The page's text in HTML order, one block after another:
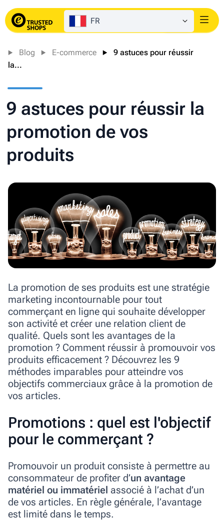
FR Login
Blog E-commerce
9 astuces pour réussir
la...
9 astuces pour réussir la
promotion de vos
produits
La promotion de ses produits est une stratégie
marketing incontournable pour tout
commerçant en ligne qui souhaite développer
son activité et créer une relation client de
qualité. Quels sont les avantages de la
promotion ? Comment réussir à promouvoir vos
produits efficacement ? Découvrez les 9
méthodes imparables pour atteindre vos
objectifs commerciaux grâce à la promotion de
vos articles.
Promotions : quel est l'objectif
pour le commerçant ?
Promouvoir un produit consiste à permettre au
consommateur de profiter d’un avantage
matériel ou immatériel associé à l’achat d’un
de vos articles. En règle générale, l’avantage
est limité dans le temps.